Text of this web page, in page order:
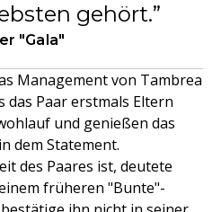
gehört.
"Gala"
Management von Tambrea
das Paar erstmals Eltern
und genießen das
dem Statement.
des Paares ist, deutete
früheren "Bunte"-